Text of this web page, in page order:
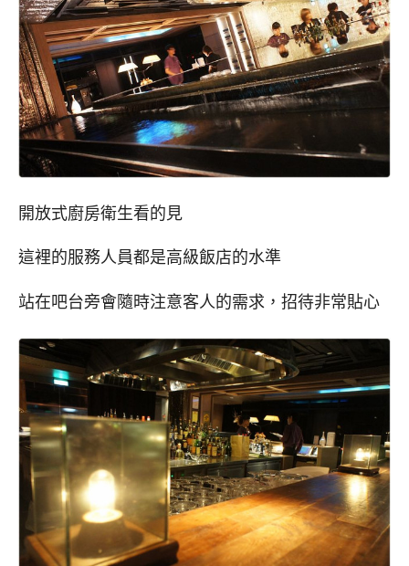
開放式廚房衛生看的見
這裡的服務人員都是高級飯店的水準
站在吧台旁會隨時注意客人的需求，招待非常貼心